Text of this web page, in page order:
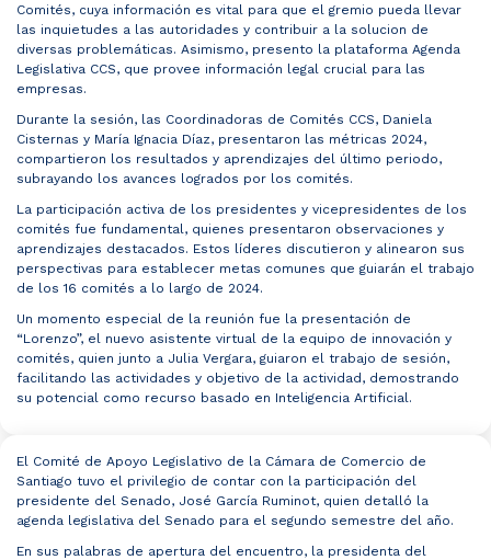
Comités, cuya información es vital para que el gremio pueda llevar
las inquietudes a las autoridades y contribuir a la solucion de
diversas problemáticas. Asimismo, presento la plataforma Agenda
Legislativa CCS, que provee información legal crucial para las
empresas.
Durante la sesión, las Coordinadoras de Comités CCS, Daniela
Cisternas y María Ignacia Díaz, presentaron las métricas 2024,
compartieron los resultados y aprendizajes del último periodo,
subrayando los avances logrados por los comités.
La participación activa de los presidentes y vicepresidentes de los
comités fue fundamental, quienes presentaron observaciones y
aprendizajes destacados. Estos líderes discutieron y alinearon sus
perspectivas para establecer metas comunes que guiarán el trabajo
de los 16 comités a lo largo de 2024.
Un momento especial de la reunión fue la presentación de
“Lorenzo”, el nuevo asistente virtual de la equipo de innovación y
comités, quien junto a Julia Vergara, guiaron el trabajo de sesión,
facilitando las actividades y objetivo de la actividad, demostrando
su potencial como recurso basado en Inteligencia Artificial.
El Comité de Apoyo Legislativo de la Cámara de Comercio de
Santiago tuvo el privilegio de contar con la participación del
presidente del Senado, José García Ruminot, quien detalló la
agenda legislativa del Senado para el segundo semestre del año.
En sus palabras de apertura del encuentro, la presidenta del